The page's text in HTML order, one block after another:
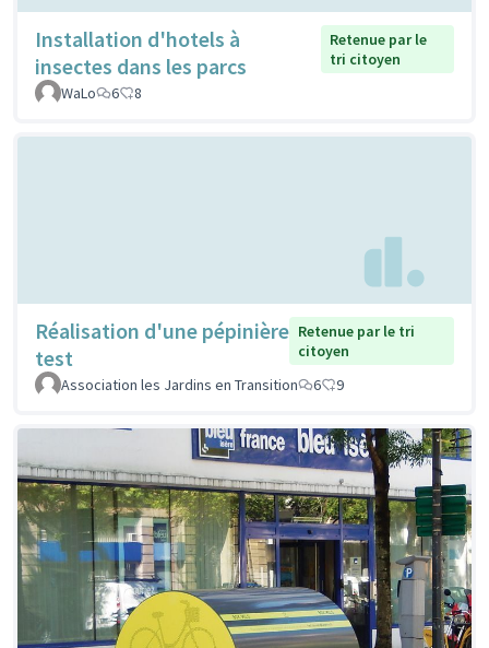
Installation d'hotels à
insectes dans les parcs
Retenue par le
tri citoyen
WaLo
6 8
Réalisation d'une pépinière
test
Retenue par le tri
citoyen
Association les Jardins en Transition
6 9